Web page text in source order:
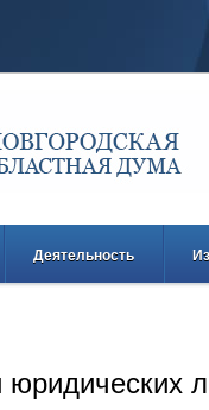
Деятельность